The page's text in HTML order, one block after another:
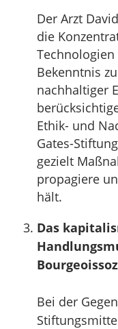
Der Arzt
die
Bekenntnis
nachhaltiger
Ethik- und
Gates-
gezielt
propagiere
hält.
Das
Bei der